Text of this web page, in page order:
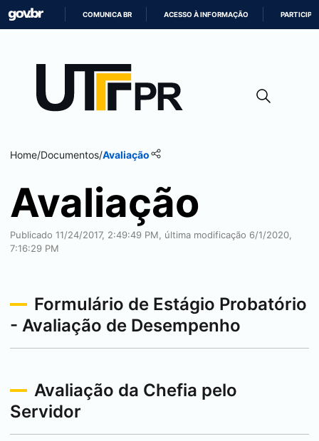
CONTEÚDO
COMUNICA BR ACESSO À INFORMAÇÃO PARTICIPE
Home/Documentos/Avaliação
Avaliação
Publicado 11/24/2017, 2:49:49 PM, última modificação 6/1/2020,
7:16:29 PM
Formulário de Estágio Probatório
- Avaliação de Desempenho
Avaliação da Chefia pelo
Servidor